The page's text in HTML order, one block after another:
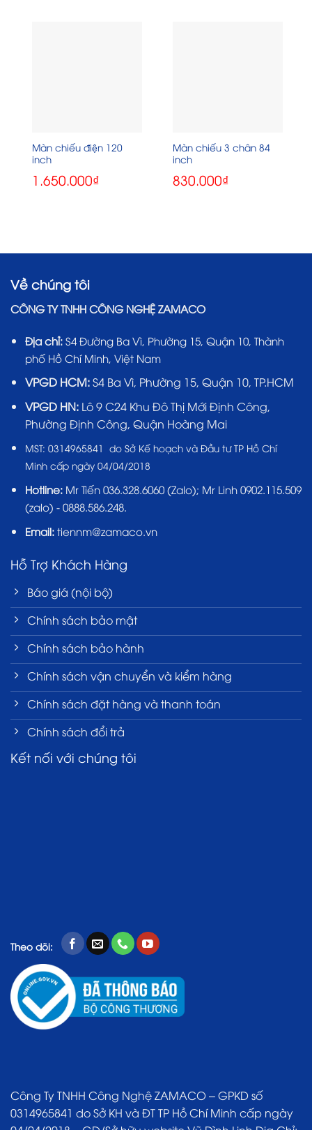
Màn chiếu điện 120
inch
1.650.000₫
Màn chiếu 3 chân 84
inch
830.000₫
Về chúng tôi
CÔNG TY TNHH CÔNG NGHỆ ZAMACO
Địa chỉ: S4 Đường Ba Vì, Phường 15, Quận 10, Thành
phố Hồ Chí Minh, Việt Nam
VPGD HCM:S4 Ba Vì, Phường 15, Quận 10, TP.HCM
VPGD HN:Lô 9 C24 Khu Đô Thị Mới Định Công,
Phường Định Công, Quận Hoàng Mai
MST: 0314965841 do Sở Kế hoạch và Đầu tư TP Hồ Chí
Minh cấp ngày 04/04/2018
Hotline: Mr Tiến 036.328.6060(Zalo); Mr Linh 0902.115.509
(zalo) - 0888.586.248.
Email:tiennm@zamaco.vn
Hỗ Trợ Khách Hàng
Báo giá (nội bộ)
Chính sách bảo mật
Chính sách bảo hành
Chính sách vận chuyển và kiểm hàng
Chính sách đặt hàng và thanh toán
Chính sách đổi trả
Kết nối với chúng tôi
Theo dõi:
Công Ty TNHH Công Nghệ ZAMACO – GPKD số
0314965841 do Sở KH và ĐT TP Hồ Chí Minh cấp ngày